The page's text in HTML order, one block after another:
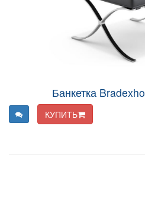
Банкетка
КУПИТЬ